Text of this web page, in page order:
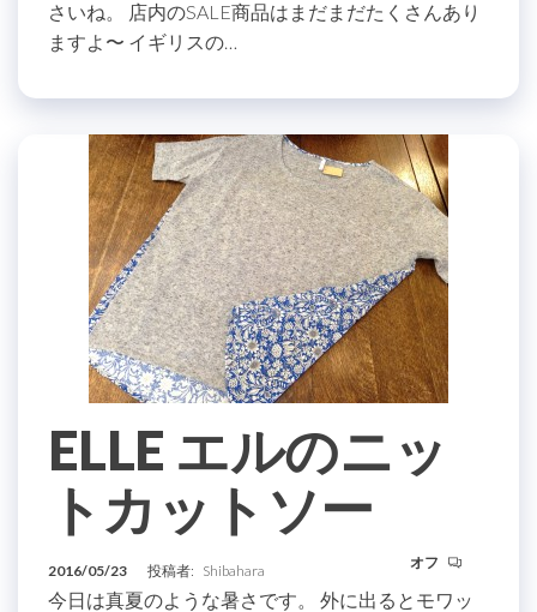
さいね。 店内のSALE商品はまだまだたくさんあり
ますよ〜 イギリスの…
ELLE エルのニッ
トカットソー
2016/05/23 投稿者: Shibahara オフ
今日は真夏のような暑さです。 外に出るとモワッ